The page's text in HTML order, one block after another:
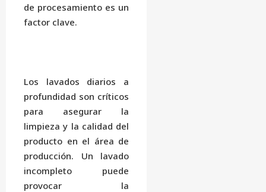
de procesamiento es un
factor clave.
Los lavados diarios a
profundidad son críticos
para asegurar la
limpieza y la calidad del
producto en el área de
producción. Un lavado
incompleto puede
provocar la